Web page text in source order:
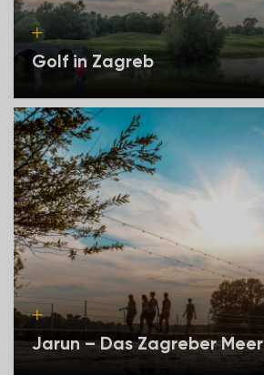
Golf in Zagreb
Jarun – Das Zagreber Meer